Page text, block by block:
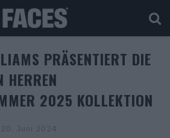
PRÄSENTIERT DIE
HERREN
2025 KOLLEKTION
20. Juni 2024